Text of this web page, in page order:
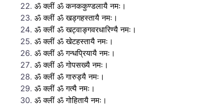
ॐ क्लीं ॐ कनककुण्डलायै नमः।
ॐ क्लीं ॐ खड्गहस्तायै नमः।
ॐ क्लीं ॐ खट्वाङ्गवरधारिण्यै नमः।
ॐ क्लीं ॐ खेटहस्तायै नमः।
ॐ क्लीं ॐ गन्धप्रियायै नमः।
ॐ क्लीं ॐ गोपसख्यै नमः।
ॐ क्लीं ॐ गारुड्यै नमः।
ॐ क्लीं ॐ गत्यै नमः।
ॐ क्लीं ॐ गोहितायै नमः।